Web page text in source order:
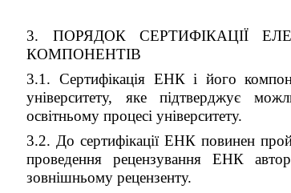
3. ПОРЯДОК СЕРТИФІКАЦІЇ
КОМПОНЕНТІВ
3.1. Сертифікація ЕНК і його
університету, яке підтверджує
освітньому процесі університету.
3.2. До сертифікації ЕНК повинен
проведення рецензування ЕНК
зовнішньому рецензенту.